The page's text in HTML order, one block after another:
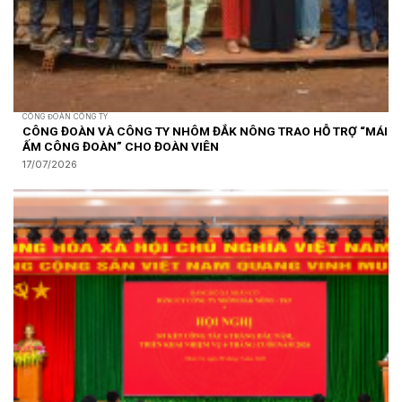
CÔNG ĐOÀN CÔNG TY
CÔNG ĐOÀN VÀ CÔNG TY NHÔM ĐẮK NÔNG TRAO HỖ TRỢ “MÁI
ẤM CÔNG ĐOÀN” CHO ĐOÀN VIÊN
17/07/2026